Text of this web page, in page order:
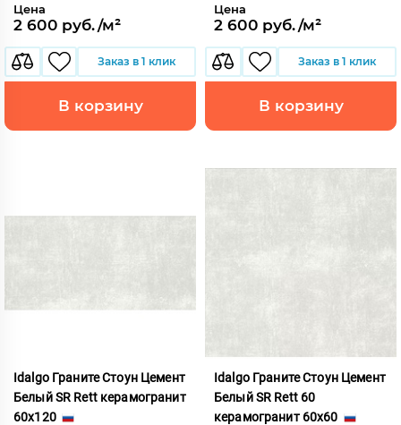
Цена
2 600 руб./м²
Заказ в 1 клик
В корзину
Цена
2 600 руб./м²
Заказ в 1 клик
В корзину
Idalgo Граните Стоун Цемент
Белый SR Rett керамогранит
60x120
Idalgo Граните Стоун Цемент
Белый SR Rett 60
керамогранит 60x60